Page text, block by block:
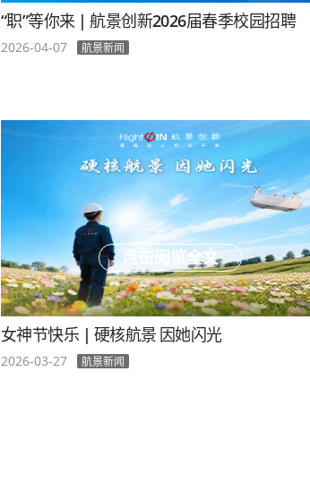
“职”等你来 | 航景创新2026届春季校园招聘
2026-04-07 航景新闻
点击阅览全文
女神节快乐 | 硬核航景 因她闪光
2026-03-27 航景新闻